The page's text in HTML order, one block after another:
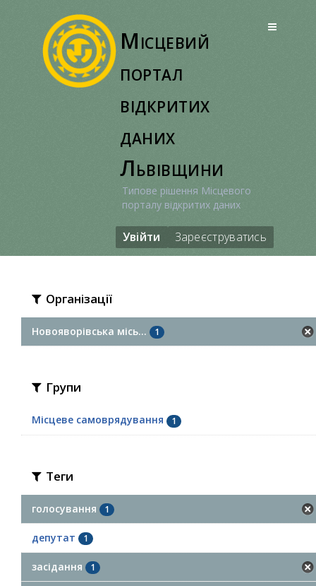
Місцевий
портал
відкритих
даних
Львівщини
Типове рішення Місцевого
порталу відкритих даних
Увійти Зареєструватись
Організації
Новояворівська місь... 1
Групи
Місцеве самоврядування 1
Теги
голосування 1
депутат 1
засідання 1